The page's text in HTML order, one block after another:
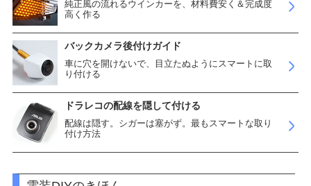
純正風の流れるウインカーを、材料費安く＆完成度
高く作る
バックカメラ後付けガイド
車に穴を開けないで、目立たぬようにスマートに取
り付ける
ドラレコの配線を隠して付ける
配線は隠す。シガーは塞がず。最もスマートな取り
付け方法